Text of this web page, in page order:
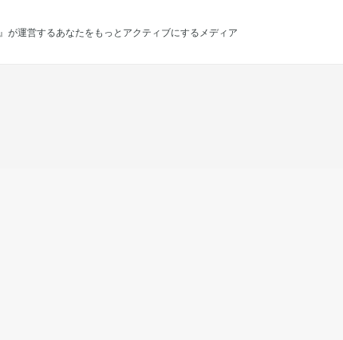
』が運営するあなたをもっとアクティブにするメディア